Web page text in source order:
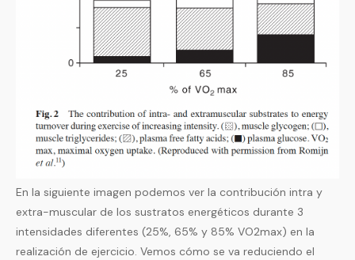
En la siguiente imagen podemos ver la contribución intra y
extra-muscular de los sustratos energéticos durante 3
intensidades diferentes (25%, 65% y 85% VO2max) en la
realización de ejercicio. Vemos cómo se va reduciendo el